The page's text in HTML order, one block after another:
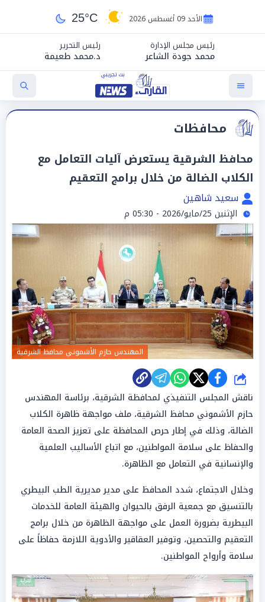
الأحد 09 أغسطس 2026 25°C
رئيس مجلس الإدارة
محمد جودة الشاعر
رئيس التحرير
د.محمد طعيمة
محافظات
محافظ الشرقية يستعرض آليات التعامل مع
الكلاب الضالة من خلال برامج التعقيم
سعيد شاهين
الإثنين 25/مايو/2026 - 05:30 م
المهندس حازم الأشموني محافظ الشرقية
شارك
ناقش المجلس التنفيذي لمحافظة الشرقية، برئاسة المهندس
حازم الأشموني محافظ الشرقية، ملف مواجهة ظاهرة الكلاب
الضالة، وذلك في إطار حرص المحافظة على تعزيز الصحة العامة
والحفاظ على سلامة المواطنين، مع اتباع الأساليب العلمية
والإنسانية في التعامل مع الظاهرة.
وخلال الاجتماع، شدد المحافظ على مدير مديرية الطب البيطري
بالتنسيق مع جمعية الرفق بالحيوان والهيئة العامة للخدمات
البيطرية بضرورة العمل على مواجهة الظاهرة من خلال برامج
التعقيم والتحصين، وتوفير العقاقير والأدوية اللازمة حفاظاً على
سلامة وأرواح المواطنين.